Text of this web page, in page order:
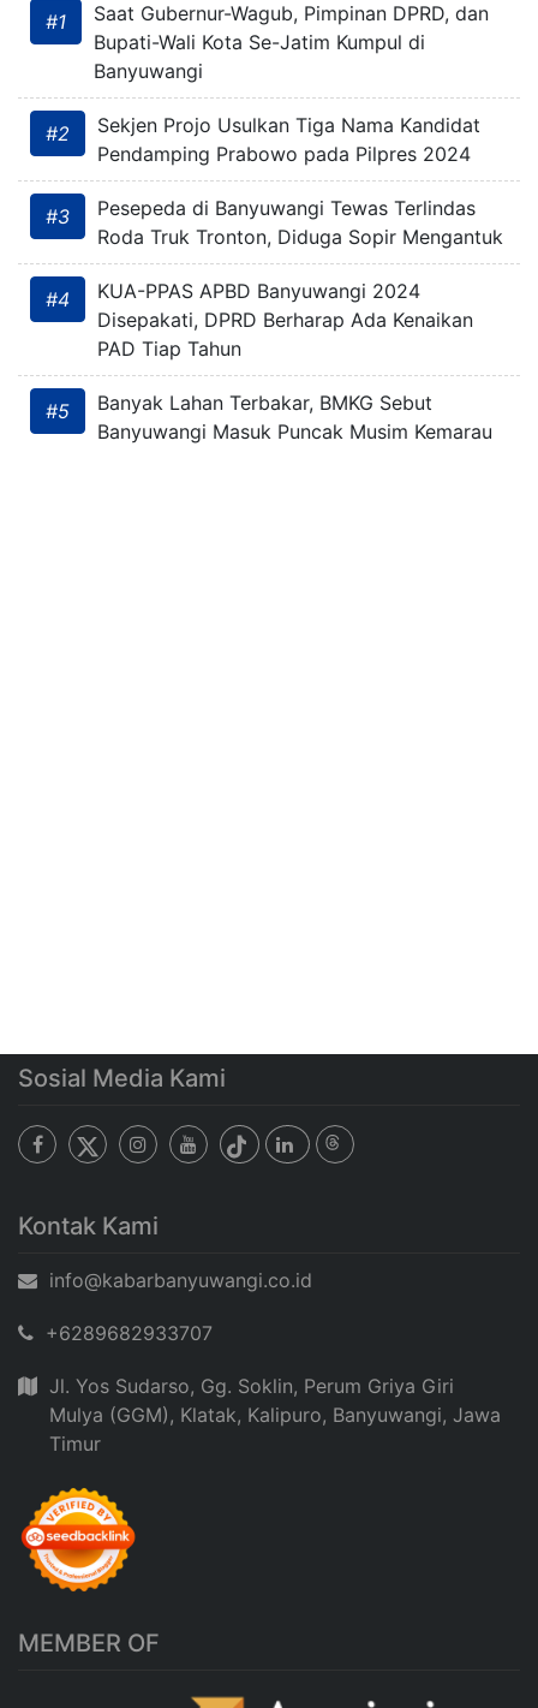
#1
Saat Gubernur-Wagub, Pimpinan DPRD, dan
Bupati-Wali Kota Se-Jatim Kumpul di
Banyuwangi
#2
Sekjen Projo Usulkan Tiga Nama Kandidat
Pendamping Prabowo pada Pilpres 2024
#3
Pesepeda di Banyuwangi Tewas Terlindas
Roda Truk Tronton, Diduga Sopir Mengantuk
#4
KUA-PPAS APBD Banyuwangi 2024
Disepakati, DPRD Berharap Ada Kenaikan
PAD Tiap Tahun
#5
Banyak Lahan Terbakar, BMKG Sebut
Banyuwangi Masuk Puncak Musim Kemarau
Sosial Media Kami
Kontak Kami
info@kabarbanyuwangi.co.id
+6289682933707
Jl. Yos Sudarso, Gg. Soklin, Perum Griya Giri
Mulya (GGM), Klatak, Kalipuro, Banyuwangi, Jawa
Timur
MEMBER OF